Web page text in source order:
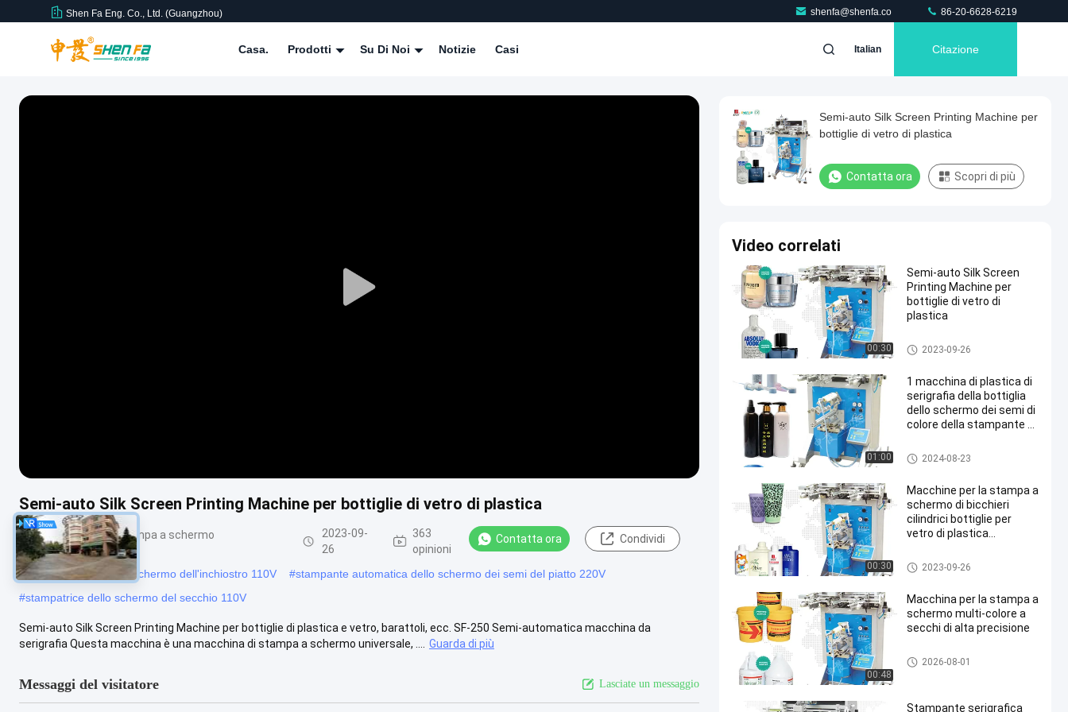
Shen Fa Eng. Co., Ltd. (Guangzhou) shenfa@shenfa.co 86-20-6628-6219
Casa. Prodotti Su Di Noi Notizie Casi Italian Citazione
Play
Semi-auto Silk Screen Printing Machine per bottiglie di vetro di plastica
Macchine per la stampa a schermo
semiautomatica
2023-09-
26
363
opinioni
Contatta ora Condividi
#stampatrice UV dello schermo dell'inchiostro 110V #stampante automatica dello schermo dei semi del piatto 220V
#stampatrice dello schermo del secchio 110V
Semi-auto Silk Screen Printing Machine per bottiglie di plastica e vetro, barattoli, ecc. SF-250 Semi-automatica macchina da
serigrafia Questa macchina è una macchina di stampa a schermo universale, ....
Guarda di più
Messaggi del visitatore Lasciate un messaggio
Semi-auto Silk Screen Printing Machine per
bottiglie di vetro di plastica
Contatta ora Scopri di più
Video correlati
00:30
Semi-auto Silk Screen
Printing Machine per
bottiglie di vetro di
plastica
Macchine per la stampa a sch
ermo semiautomatica
2023-09-26
01:00
1 macchina di plastica di
serigrafia della bottiglia
dello schermo dei semi di
colore della stampante di
tazza da caffè
automatica del film
Macchine per la stampa a sch
ermo semiautomatica
2024-08-23
00:30
Macchine per la stampa a
schermo di bicchieri
cilindrici bottiglie per
vetro di plastica
Macchine per la stampa a sch
ermo semiautomatica
2023-09-26
00:48
Macchina per la stampa a
schermo multi-colore a
secchi di alta precisione
Macchine per la stampa a sch
ermo semiautomatica
2026-08-01
Stampante serigrafica